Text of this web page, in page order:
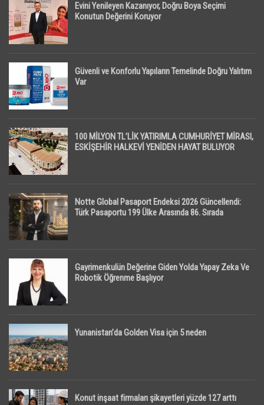
Evini Yenileyen Kazanıyor, Doğru Boya Seçimi
Konutun Değerini Koruyor
Güvenli ve Konforlu Yapıların Temelinde Doğru Yalıtım
Var
100 MİLYON TL’LİK YATIRIMLA CUMHURİYET MİRASI,
ESKİŞEHİR HALKEVİ YENİDEN HAYAT BULUYOR
Notte Global Pasaport Endeksi 2026 Güncellendi:
Türk Pasaportu 199 Ülke Arasında 86. Sırada
Gayrimenkulün Değerine Giden Yolda Yapay Zeka Ve
Robotik Öğrenme Başlıyor
Yunanistan’da Golden Visa için 5 neden
Konut inşaat firmaları şikayetleri yüzde 127 arttı